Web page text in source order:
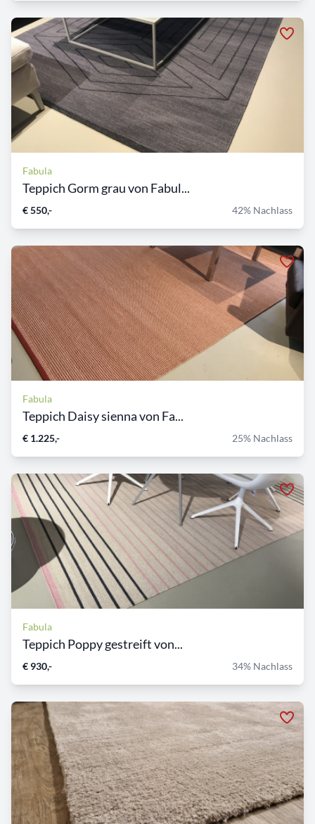
Fabula
Teppich Gorm grau von Fabul...
€ 550,- 42% Nachlass
Fabula
Teppich Daisy sienna von Fa...
€ 1.225,- 25% Nachlass
Fabula
Teppich Poppy gestreift von...
€ 930,- 34% Nachlass